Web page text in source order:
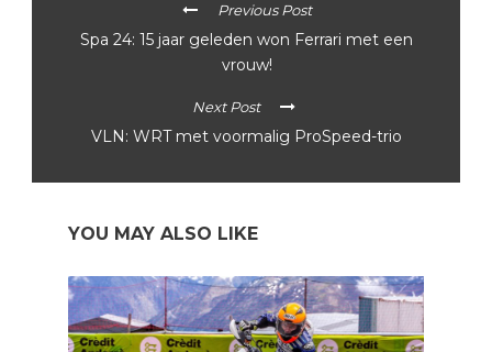
Previous Post
Spa 24: 15 jaar geleden won Ferrari met een
vrouw!
Next Post
VLN: WRT met voormalig ProSpeed-trio
YOU MAY ALSO LIKE